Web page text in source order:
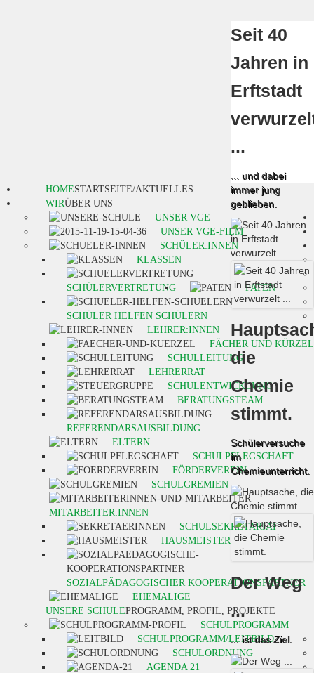
Seit 40
Jahren in
Erftstadt
...
... und dabei
immer jung
geblieben.
die
Chemie
stimmt.
Schülerversuche
im
Chemieunterricht.
Der Weg
...
... ist das Ziel.
HOMESTARTSEITE/AKTUELLES
WIRÜBER UNS
UNSER VGE
UNSER VGE-FILM
SCHÜLER:INNEN
KLASSEN
SCHÜLERVERTRETUNG PATEN
SCHÜLER HELFEN SCHÜLERN
LEHRER:INNEN
FÄCHER UND KÜRZEL
SCHULLEITUNG
LEHRERRAT
SCHULENTWICKLUNG
BERATUNGSTEAM
REFERENDARSAUSBILDUNG
ELTERN
SCHULPFLEGSCHAFT
FÖRDERVEREIN
SCHULGREMIEN
MITARBEITER:INNEN
SCHULSEKRETARIAT
HAUSMEISTER
SOZIALPÄDAGOGISCHER KOOPERATIONSPARTNER
EHEMALIGE
UNSERE SCHULEPROGRAMM, PROFIL, PROJEKTE
SCHULPROGRAMM
SCHULPROGRAMM/LEITBILD
SCHULORDNUNG
AGENDA 21